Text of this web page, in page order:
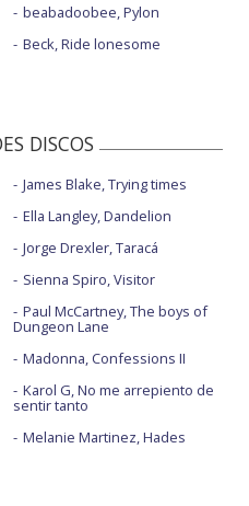
beabadoobee, Pylon
Beck, Ride lonesome
DISCOS
James Blake, Trying times
Ella Langley, Dandelion
Jorge Drexler, Taracá
Sienna Spiro, Visitor
Paul McCartney, The boys of
Dungeon Lane
Madonna, Confessions II
Karol G, No me arrepiento de
sentir tanto
Melanie Martinez, Hades